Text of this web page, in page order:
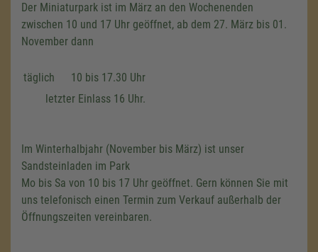
Der Miniaturpark ist im März an den Wochenenden
zwischen 10 und 17 Uhr geöffnet, ab dem 27. März bis 01.
November dann
täglich
10 bis 17.30 Uhr
letzter Einlass 16 Uhr.
Im Winterhalbjahr (November bis März) ist unser
Sandsteinladen im Park
Mo bis Sa von 10 bis 17 Uhr geöffnet. Gern können Sie mit
uns telefonisch einen Termin zum Verkauf außerhalb der
Öffnungszeiten vereinbaren.